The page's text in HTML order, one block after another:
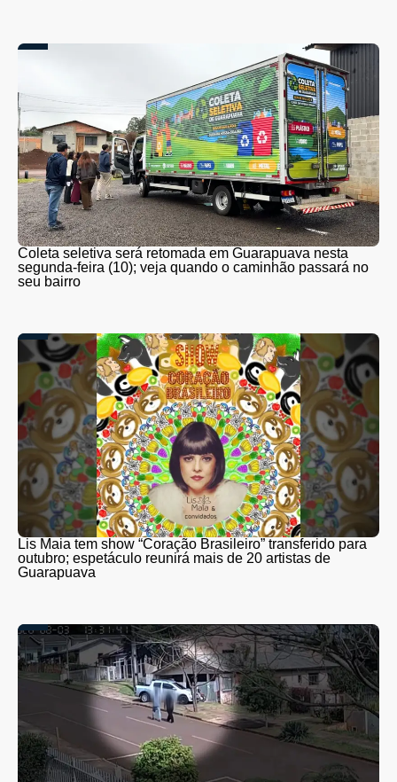
Coleta seletiva será retomada em Guarapuava nesta
segunda-feira (10); veja quando o caminhão passará no
seu bairro
Lis Maia tem show “Coração Brasileiro” transferido para
outubro; espetáculo reunirá mais de 20 artistas de
Guarapuava